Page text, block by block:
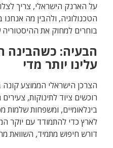
על הארנק הישראלי, צריך
הטכנולוגיה, ולהבין מה
בוחרים למחוק את ההיסטוריה
הבעיה: כשהבינה
עלינו יותר מדי
הצרכן הישראלי הממוצע
רוכשים ציוד לתינוקות,
בינלאומיים, ומשפחות שלמות
לארץ כדי להתמודד עם יוקר
דורש חיפוש מתמיד, השוואת